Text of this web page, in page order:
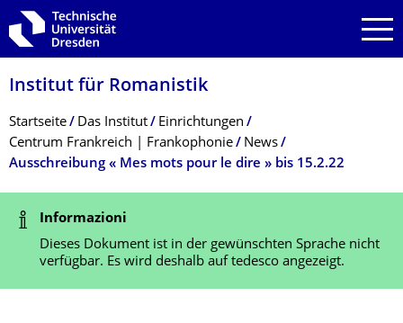
Zur Hauptnavigation springen
Zur Suche springen
Zum Inhalt springen
Institut für Romanistik
Breadcrumb-Menü
Startseite Das Institut
Einrichtungen
Centrum Frankreich | Frankophonie
News
Ausschreibung « Mes mots pour le dire » bis 15.2.22
Statusmeldung
Informazioni
Dieses Dokument ist in der gewünschten Sprache nicht
verfügbar. Es wird deshalb auf tedesco angezeigt.